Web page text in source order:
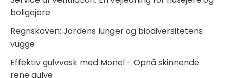
boligejere
Regnskoven: Jordens lunger og biodiversitetens
vugge
Effektiv gulvvask med Monel - Opnå skinnende
rene gulve